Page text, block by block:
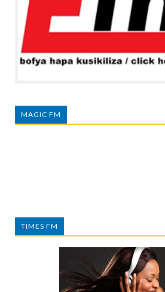
MAGIC FM
TIMES FM